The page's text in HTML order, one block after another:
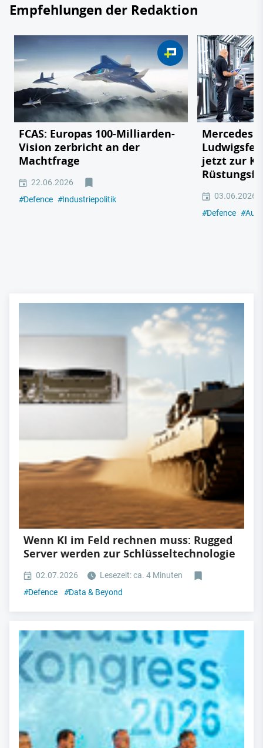
Empfehlungen der Redaktion
FCAS: Europas 100-Milliarden-
Vision zerbricht an der
Machtfrage
22.06.2026
#Defence #Industriepolitik
Mercedes
jetzt zur
03.06.2026
#Defence #
Wenn KI im Feld rechnen muss: Rugged
Server werden zur Schlüsseltechnologie
02.07.2026
Lesezeit: ca. 4 Minuten
#Defence #Data & Beyond